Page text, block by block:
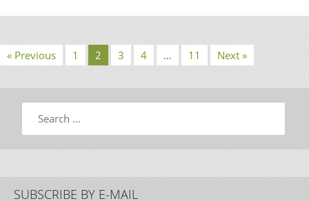
« Previous 1 2 3 4 … 11 Next »
Search
SUBSCRIBE BY E-MAIL